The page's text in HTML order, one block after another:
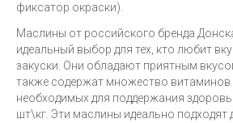
фиксатор окраски).
Маслины от российского бренда
идеальный выбор для тех, кто любит
закуски. Они обладают приятным
также содержат множество витаминов
необходимых для поддержания
шт\кг. Эти маслины идеально подходят